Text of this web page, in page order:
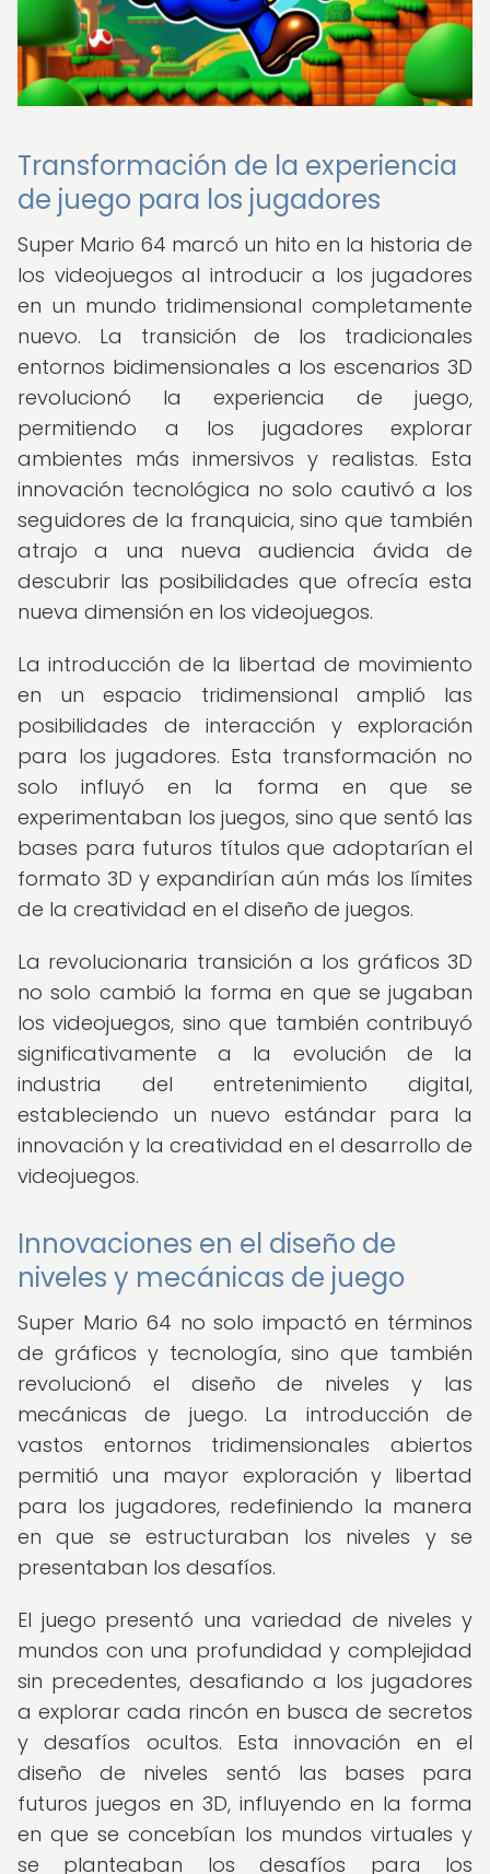
Transformación de la experiencia
de juego para los jugadores
Super Mario 64 marcó un hito en la historia de
los videojuegos al introducir a los jugadores
en un mundo tridimensional completamente
nuevo. La transición de los tradicionales
entornos bidimensionales a los escenarios 3D
revolucionó la experiencia de juego,
permitiendo a los jugadores explorar
ambientes más inmersivos y realistas. Esta
innovación tecnológica no solo cautivó a los
seguidores de la franquicia, sino que también
atrajo a una nueva audiencia ávida de
descubrir las posibilidades que ofrecía esta
nueva dimensión en los videojuegos.
La introducción de la libertad de movimiento
en un espacio tridimensional amplió las
posibilidades de interacción y exploración
para los jugadores. Esta transformación no
solo influyó en la forma en que se
experimentaban los juegos, sino que sentó las
bases para futuros títulos que adoptarían el
formato 3D y expandirían aún más los límites
de la creatividad en el diseño de juegos.
La revolucionaria transición a los gráficos 3D
no solo cambió la forma en que se jugaban
los videojuegos, sino que también contribuyó
significativamente a la evolución de la
industria del entretenimiento digital,
estableciendo un nuevo estándar para la
innovación y la creatividad en el desarrollo de
videojuegos.
Innovaciones en el diseño de
niveles y mecánicas de juego
Super Mario 64 no solo impactó en términos
de gráficos y tecnología, sino que también
revolucionó el diseño de niveles y las
mecánicas de juego. La introducción de
vastos entornos tridimensionales abiertos
permitió una mayor exploración y libertad
para los jugadores, redefiniendo la manera
en que se estructuraban los niveles y se
presentaban los desafíos.
El juego presentó una variedad de niveles y
mundos con una profundidad y complejidad
sin precedentes, desafiando a los jugadores
a explorar cada rincón en busca de secretos
y desafíos ocultos. Esta innovación en el
diseño de niveles sentó las bases para
futuros juegos en 3D, influyendo en la forma
en que se concebían los mundos virtuales y
se planteaban los desafíos para los